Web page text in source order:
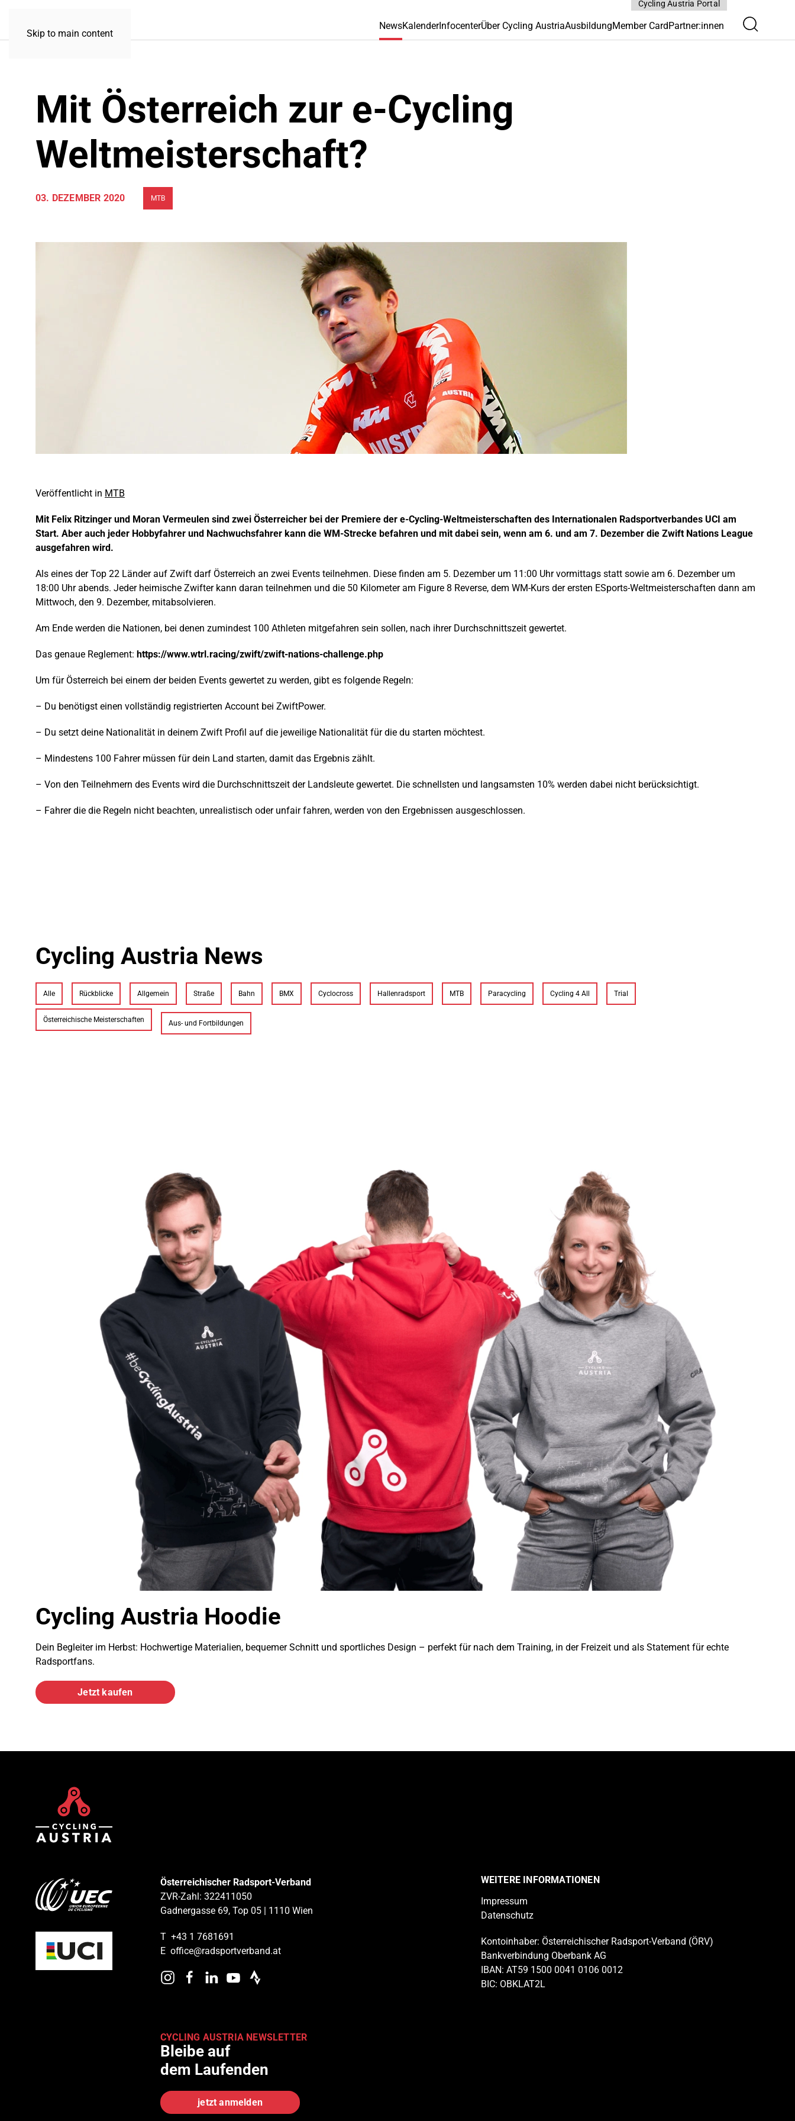
Skip to main content
NewsKalenderInfocenterÜber Cycling AustriaAusbildungMember CardPartner:innen
Cycling Austria Portal
Mit Österreich zur e-Cycling
Weltmeisterschaft?
03. DEZEMBER 2020 MTB
Veröffentlicht in MTB
Mit Felix Ritzinger und Moran Vermeulen sind zwei Österreicher bei der Premiere der e-Cycling-Weltmeisterschaften des Internationalen Radsportverbandes UCI am
Start. Aber auch jeder Hobbyfahrer und Nachwuchsfahrer kann die WM-Strecke befahren und mit dabei sein, wenn am 6. und am 7. Dezember die Zwift Nations League
ausgefahren wird.
Als eines der Top 22 Länder auf Zwift darf Österreich an zwei Events teilnehmen. Diese finden am 5. Dezember um 11:00 Uhr vormittags statt sowie am 6. Dezember um
18:00 Uhr abends. Jeder heimische Zwifter kann daran teilnehmen und die 50 Kilometer am Figure 8 Reverse, dem WM-Kurs der ersten ESports-Weltmeisterschaften dann am
Mittwoch, den 9. Dezember, mitabsolvieren.
Am Ende werden die Nationen, bei denen zumindest 100 Athleten mitgefahren sein sollen, nach ihrer Durchschnittszeit gewertet.
Das genaue Reglement: https://www.wtrl.racing/zwift/zwift-nations-challenge.php
Um für Österreich bei einem der beiden Events gewertet zu werden, gibt es folgende Regeln:
– Du benötigst einen vollständig registrierten Account bei ZwiftPower.
– Du setzt deine Nationalität in deinem Zwift Profil auf die jeweilige Nationalität für die du starten möchtest.
– Mindestens 100 Fahrer müssen für dein Land starten, damit das Ergebnis zählt.
– Von den Teilnehmern des Events wird die Durchschnittszeit der Landsleute gewertet. Die schnellsten und langsamsten 10% werden dabei nicht berücksichtigt.
– Fahrer die die Regeln nicht beachten, unrealistisch oder unfair fahren, werden von den Ergebnissen ausgeschlossen.
Cycling Austria News
Alle Rückblicke Allgemein Straße Bahn BMX Cyclocross Hallenradsport MTB Paracycling Cycling 4 All Trial
Österreichische Meisterschaften Aus- und Fortbildungen
Cycling Austria Hoodie
Dein Begleiter im Herbst: Hochwertige Materialien, bequemer Schnitt und sportliches Design – perfekt für nach dem Training, in der Freizeit und als Statement für echte
Radsportfans.
Jetzt kaufen
Österreichischer Radsport-Verband
ZVR-Zahl: 322411050
Gadnergasse 69, Top 05 | 1110 Wien
T+43 1 7681691
Eoffice@radsportverband.at
WEITERE INFORMATIONEN
Impressum
Datenschutz
Kontoinhaber: Österreichischer Radsport-Verband (ÖRV)
Bankverbindung Oberbank AG
IBAN: AT59 1500 0041 0106 0012
BIC: OBKLAT2L
CYCLING AUSTRIA NEWSLETTER
Bleibe auf
dem Laufenden
jetzt anmelden